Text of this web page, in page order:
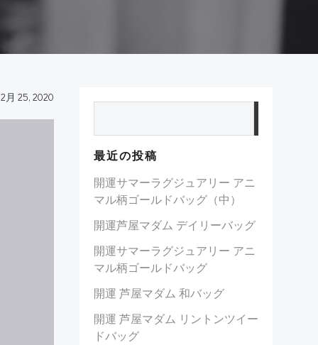
月 25, 2020
最近の投稿
開運サマーラグジュアリー アニ
マル柄ゴールドバッグ（中）
開運芦屋マダム デイリーバッグ
開運サマーラグジュアリー アニ
マル柄ゴールドバッグ
開運 芦屋マダム 和バッグ
開運 芦屋マダム リントンツイー
ドバッグ